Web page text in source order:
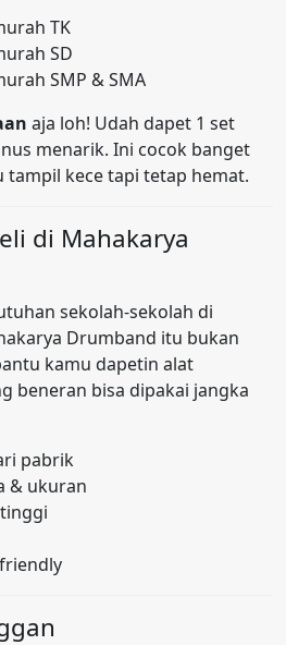
TK
SD
SMP & SMA
aja loh! Udah dapet 1 set
menarik. Ini cocok banget
tampil kece tapi tetap hemat.
di Mahakarya
sekolah-sekolah di
Drumband itu bukan
kamu dapetin alat
beneran bisa dipakai jangka
pabrik
& ukuran